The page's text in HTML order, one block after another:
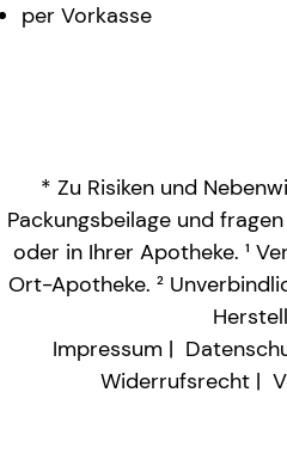
per Vorkasse
* Zu Risiken und
Packungsbeilage und
oder in Ihrer Apotheke. ¹
Ort-Apotheke. ²
Impressum
Widerrufsrecht